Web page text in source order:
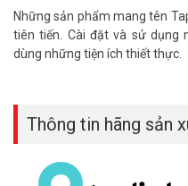
– Ứng dụng Tapo
– Thiết lập không gây khó chịu
– Lưu trữ: MicroSD ≤ 512GB
– Nguồn cấp: 0.9V – 0.6A
– Trọng lượng: 400 g
– Hãng sản xuất: TP-Link
– Xuất xứ: Trung Quốc.
– Bảo hành: 24 tháng.
Những sản phẩm mang tên
tiên tiến. Cài đặt và sử dụng
dùng những tiện ích thiết thực.
Thông tin hãng sản